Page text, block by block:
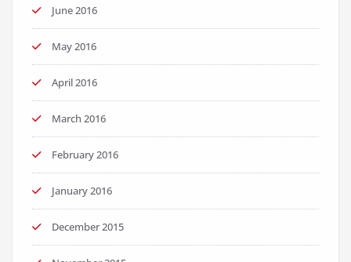
June 2016
May 2016
April 2016
March 2016
February 2016
January 2016
December 2015